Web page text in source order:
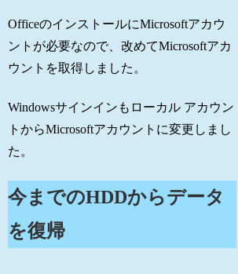
OfficeのインストールにMicrosoftアカウ
ントが必要なので、改めてMicrosoftアカ
ウントを取得しました。
Windowsサインインもローカル アカウン
トからMicrosoftアカウントに変更しまし
た。
今までのHDDからデータ
を復帰